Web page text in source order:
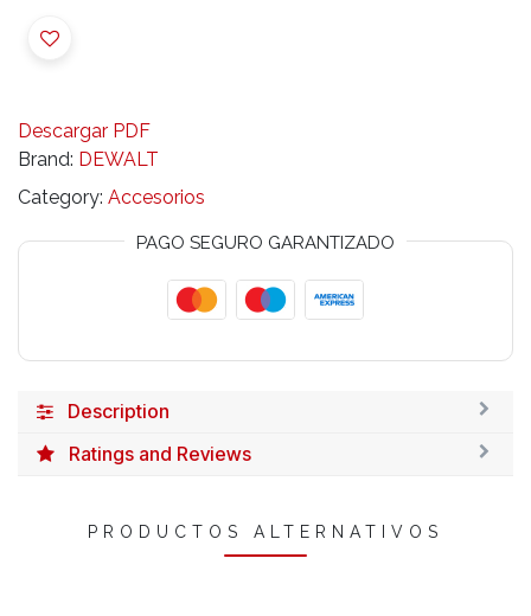
Descargar PDF
Brand: DEWALT
Category: Accesorios
PAGO SEGURO GARANTIZADO
Description
Ratings and Reviews
PRODUCTOS ALTERNATIVOS